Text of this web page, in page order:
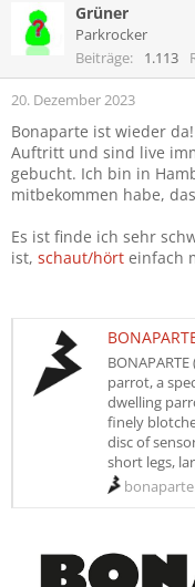
l
l
e
r
l
l
t
a
m
Grüner
Parkrocker
Beiträge
1.113
20. Dezember 2023
Bonaparte ist wieder
Auftritt und sind live
gebucht. Ich bin in
mitbekommen habe,
Es ist finde ich sehr
ist, schaut/hört einfach
parrot, a
dwelling
finely
disc of
short legs,